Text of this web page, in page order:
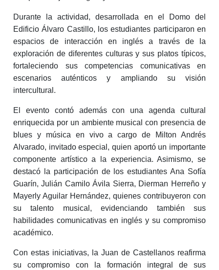
Durante la actividad, desarrollada en el Domo del
Edificio Álvaro Castillo, los estudiantes participaron en
espacios de interacción en inglés a través de la
exploración de diferentes culturas y sus platos típicos,
fortaleciendo sus competencias comunicativas en
escenarios auténticos y ampliando su visión
intercultural.
El evento contó además con una agenda cultural
enriquecida por un ambiente musical con presencia de
blues y música en vivo a cargo de Milton Andrés
Alvarado, invitado especial, quien aportó un importante
componente artístico a la experiencia. Asimismo, se
destacó la participación de los estudiantes Ana Sofía
Guarín, Julián Camilo Ávila Sierra, Dierman Herreño y
Mayerly Aguilar Hernández, quienes contribuyeron con
su talento musical, evidenciando también sus
habilidades comunicativas en inglés y su compromiso
académico.
Con estas iniciativas, la Juan de Castellanos reafirma
su compromiso con la formación integral de sus